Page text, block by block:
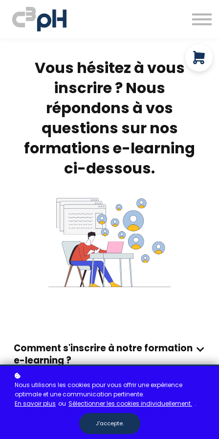
Ressources gratuites
Connexion
Vous hésitez à vous
inscrire ? Nous
répondons à vos
questions sur nos
formations e-learning
ci-dessous.
Comment s'inscrire à notre formation
e-learning ?
Comment se passe notre formation
Nous utilisons les cookies pour vous offrir une expérience
optimale et une communication pertinente.
En savoir plus ou Sélectionner les cookies individuellement. .
J'accepte.